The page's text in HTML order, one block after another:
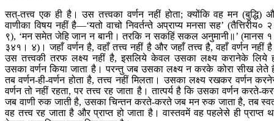
सत्-तत्त्व एक ही है। उस तत्त्वका वर्णन नहीं होता; क्योंकि वह मन (बुद्धि)
वाणीका विषय नहीं है—‘यतो वाचो निवर्तन्ते अप्राप्य मनसा सह’ (तैत्तिरीय०
९), ‘मन समेत जेहि जान न बानी। तरकि न सकहिं सकल अनुमानी॥’ (मानस
३४१। ४)। जहाँ वर्णन है, वहाँ तत्त्व नहीं है और जहाँ तत्त्व है, वहाँ वर्णन नहीं
उस तत्त्वकी तरफ लक्ष्य नहीं है, इसलिये केवल उसका लक्ष्य करानेके लिये
उसका वर्णन किया जाता है। परन्तु जब उसका लक्ष्य न करके कोरा सीख लेते
तब वर्णन-ही-वर्णन होता है, तत्त्व नहीं मिलता। उसका लक्ष्य रखकर वर्णन
वर्णन तो नहीं रहता, पर तत्त्व रह जाता है। तात्पर्य है कि उसका वर्णन करते-
जब वाणी रुक जाती है, उसका चिन्तन करते-करते जब मन रुक जाता है, तब
वह तत्त्व रह जाता है और प्राप्त हो जाता है। वास्तवमें वह पहलेसे ही प्राप्त